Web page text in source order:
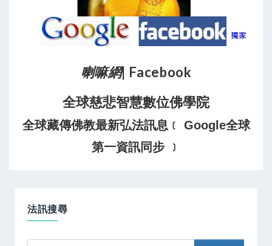
喇嘛網| Facebook
全球慈悲智慧數位佛學院
全球藏傳佛教最新弘法訊息﹝ Google全球
第一資訊同步 ﹞
法訊搜尋